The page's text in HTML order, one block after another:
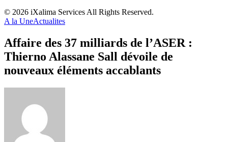
© 2026 iXalima Services All Rights Reserved.
A la UneActualites
Affaire des 37 milliards de l’ASER :
Thierno Alassane Sall dévoile de
nouveaux éléments accablants